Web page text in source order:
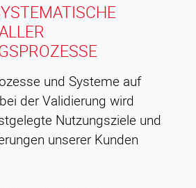
und Systeme auf
der Validierung wird
Nutzungsziele und
unserer Kunden